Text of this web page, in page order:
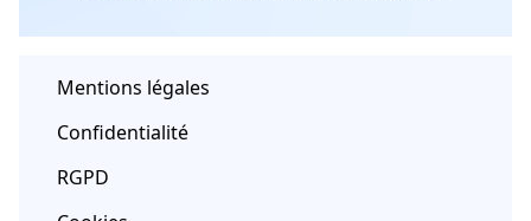
Mentions légales
Confidentialité
RGPD